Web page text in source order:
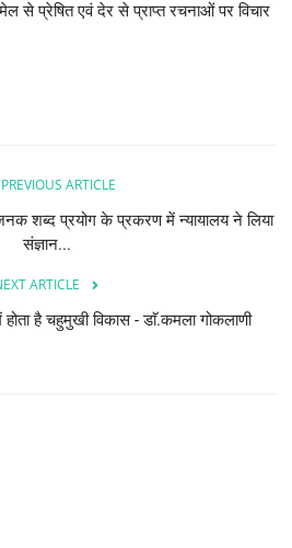
प्रेषित एवं देर से प्राप्त रचनाओं पर विचार
PREVIOUS ARTICLE
शब्द प्रयोग के प्रकरण में न्यायालय ने लिया
संज्ञान...
ARTICLE
होता है चहुमुखी विकास - डाॅ.कमला गोकलाणी